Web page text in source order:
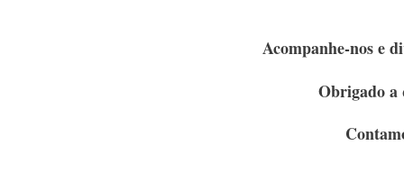
Acompanhe-nos e
Obrigado